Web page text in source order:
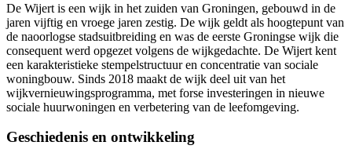
De Wijert is een wijk in het zuiden van Groningen, gebouwd in de
jaren vijftig en vroege jaren zestig. De wijk geldt als hoogtepunt van
de naoorlogse stadsuitbreiding en was de eerste Groningse wijk die
consequent werd opgezet volgens de wijkgedachte. De Wijert kent
een karakteristieke stempelstructuur en concentratie van sociale
woningbouw. Sinds 2018 maakt de wijk deel uit van het
wijkvernieuwingsprogramma, met forse investeringen in nieuwe
sociale huurwoningen en verbetering van de leefomgeving.
Geschiedenis en ontwikkeling